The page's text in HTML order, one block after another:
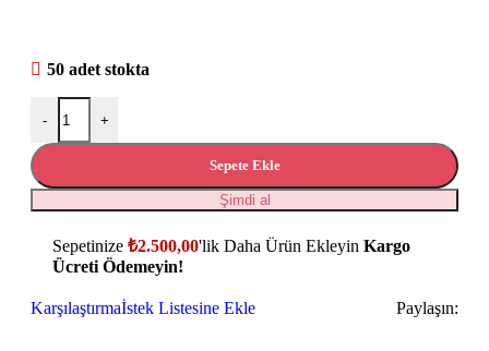
50 adet stokta
- +
Sepete Ekle
Şimdi al
Sepetinize ₺2.500,00'lik Daha Ürün Ekleyin Kargo
Ücreti Ödemeyin!
Karşılaştırmaİstek Listesine Ekle Paylaşın: